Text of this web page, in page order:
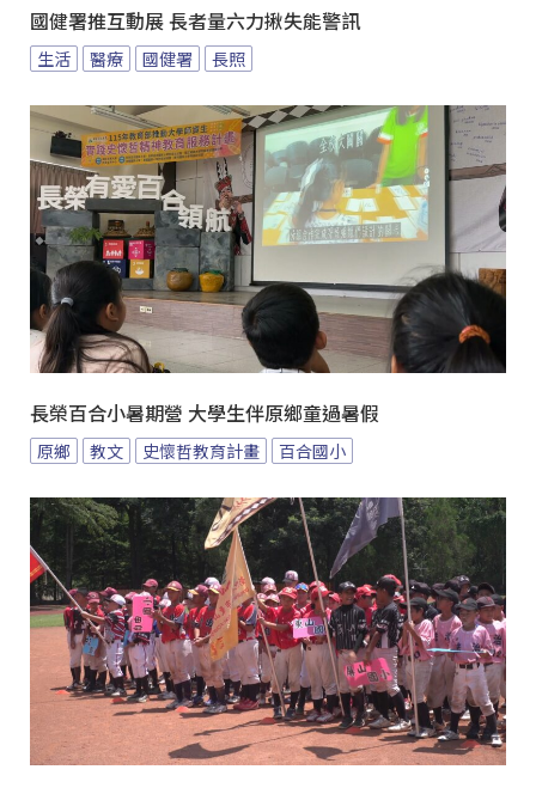
國健署推互動展 長者量六力揪失能警訊
生活 醫療 國健署 長照
長榮百合小暑期營 大學生伴原鄉童過暑假
原鄉 教文 史懷哲教育計畫 百合國小